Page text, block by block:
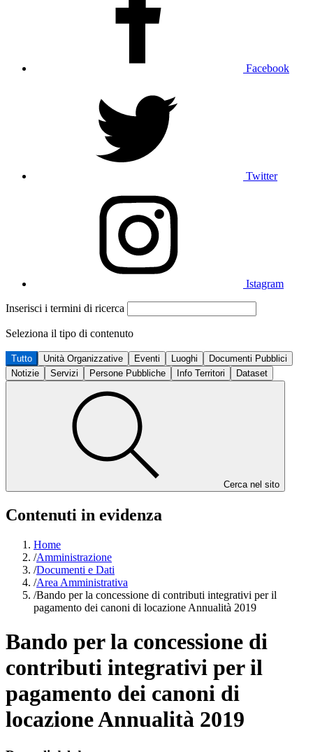
Facebook
Twitter
Istagram
Inserisci i termini di ricerca
Seleziona il tipo di contenuto
Tutto Unità Organizzative Eventi Luoghi
Documenti Pubblici
Notizie
Servizi Persone Pubbliche Info Territori Dataset
Cerca nel sito
Contenuti in evidenza
Home
/Amministrazione
/Documenti e Dati
/Area Amministrativa
/Bando per la concessione di contributi integrativi per il
pagamento dei canoni di locazione Annualità 2019
Bando per la concessione di
contributi integrativi per il
pagamento dei canoni di
locazione Annualità 2019